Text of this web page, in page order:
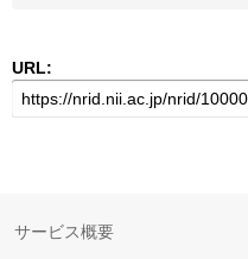
URL:
サービス概要